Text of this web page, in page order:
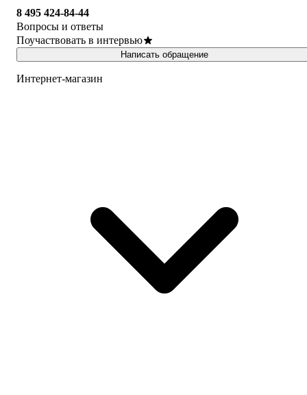
8 495 424-84-44
Вопросы и ответы
Поучаствовать в интервью
Написать обращение
Интернет-магазин